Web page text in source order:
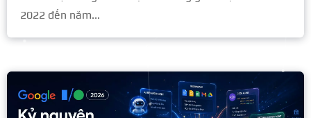
2022 đến năm...